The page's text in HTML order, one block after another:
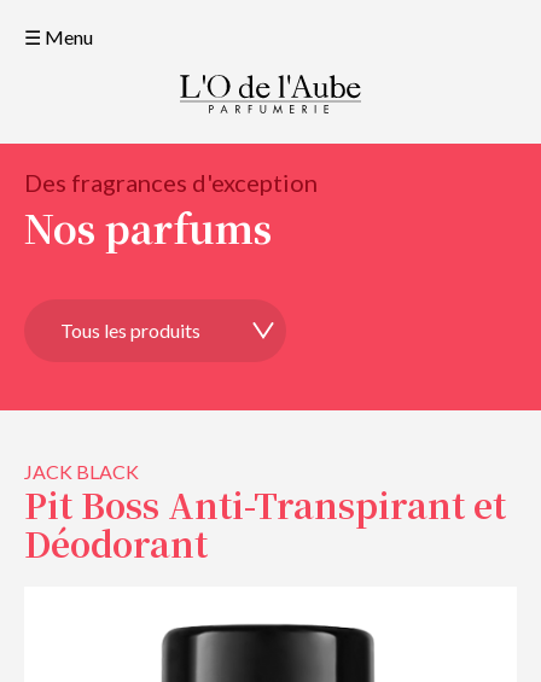
☰ Menu
Des fragrances d'exception
Nos parfums
JACK BLACK
Pit Boss Anti-Transpirant et
Déodorant